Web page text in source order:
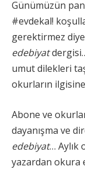
Günümüzün
#evdekal!
gerektirmez
edebiyat
umut dilekleri
okurların
Abone ve
dayanışma ve
edebiyat… Aylık
yazardan okura